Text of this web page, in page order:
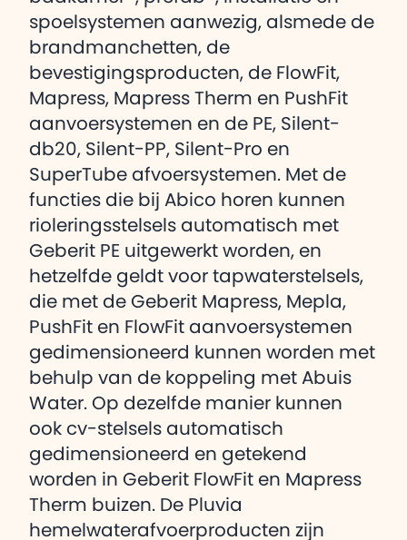
spoelsystemen aanwezig, alsmede de
brandmanchetten, de
bevestigingsproducten, de FlowFit,
Mapress, Mapress Therm en PushFit
aanvoersystemen en de PE, Silent-
db20, Silent-PP, Silent-Pro en
SuperTube afvoersystemen. Met de
functies die bij Abico horen kunnen
rioleringsstelsels automatisch met
Geberit PE uitgewerkt worden, en
hetzelfde geldt voor tapwaterstelsels,
die met de Geberit Mapress, Mepla,
PushFit en FlowFit aanvoersystemen
gedimensioneerd kunnen worden met
behulp van de koppeling met Abuis
Water. Op dezelfde manier kunnen
ook cv-stelsels automatisch
gedimensioneerd en getekend
worden in Geberit FlowFit en Mapress
Therm buizen. De Pluvia
hemelwaterafvoerproducten zijn